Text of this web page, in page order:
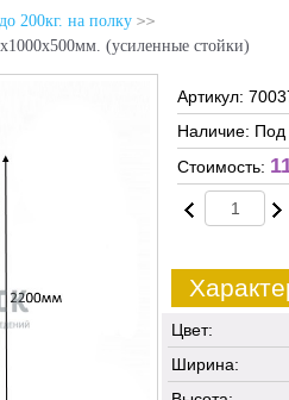
200кг. на полку
(усиленные стойки)
Артикул:
Наличие: Под
Стоимость:
Цвет:
Ширина: